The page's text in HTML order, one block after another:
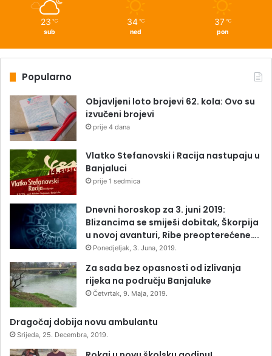
23 ℃
sub
34 ℃
ned
37 ℃
pon
Popularno
Objavljeni loto brojevi 62. kola: Ovo su
izvučeni brojevi
prije 4 dana
Vlatko Stefanovski i Racija nastupaju u
Banjaluci
prije 1 sedmica
Dnevni horoskop za 3. juni 2019:
Blizancima se smiješi dobitak, Škorpija
u novoj avanturi, Ribe preopterećene….
Ponedjeljak, 3. Juna, 2019.
Za sada bez opasnosti od izlivanja
rijeka na području Banjaluke
Četvrtak, 9. Maja, 2019.
Dragočaj dobija novu ambulantu
Srijeda, 25. Decembra, 2019.